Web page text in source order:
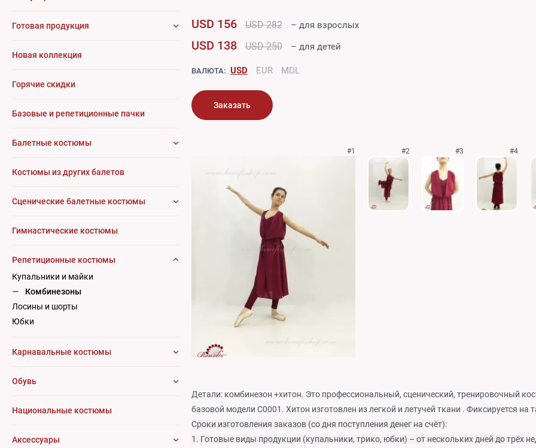
Готовая продукция
Новая коллекция
Горячие скидки
Базовые и репетиционные пачки
Балетные костюмы
Костюмы из других балетов
Сценические балетные костюмы
Гимнастические костюмы
Репетиционные костюмы
Купальники и майки
Комбинезоны
Лосины и шорты
Юбки
Карнавальные костюмы
Обувь
Национальные костюмы
Аксессуары
USD 156 USD 282 – для взрослых
USD 138 USD 250 – для детей
ВАЛЮТА: USD EUR MDL
Заказать
#1 #2 #3 #4
Детали: комбинезон +хитон. Это профессиональный, сценический, тренировочный
базовой модели C0001. Хитон изготовлен из легкой и летучей ткани . Фиксируется на
Сроки изготовления заказов (со дня поступления денег на счёт):
1. Готовые виды продукции (купальники, трико, юбки) – от нескольких дней до трёх